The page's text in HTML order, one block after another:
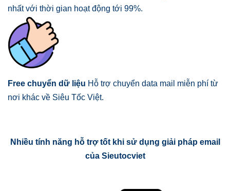
nhất với thời gian hoạt động tới 99%.
Free chuyển dữ liệu Hỗ trợ chuyển data mail miễn phí từ
nơi khác về Siêu Tốc Việt.
Nhiều tính năng hỗ trợ tốt khi sử dụng giải pháp email
của Sieutocviet